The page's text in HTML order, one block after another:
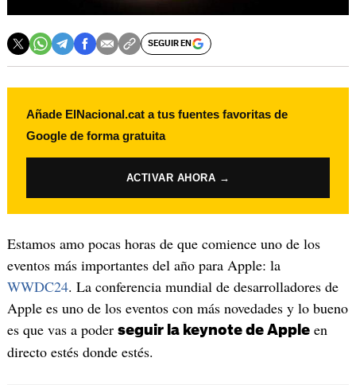
SEGUIR EN
Añade ElNacional.cat a tus fuentes favoritas de
Google de forma gratuita
ACTIVAR AHORA →
Estamos amo pocas horas de que comience uno de los
eventos más importantes del año para Apple: la
WWDC24. La conferencia mundial de desarrolladores de
Apple es uno de los eventos con más novedades y lo bueno
es que vas a poder seguir la keynote de Appleen
directo estés donde estés.